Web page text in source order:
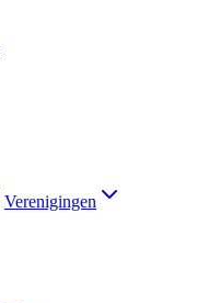
Verenigingen